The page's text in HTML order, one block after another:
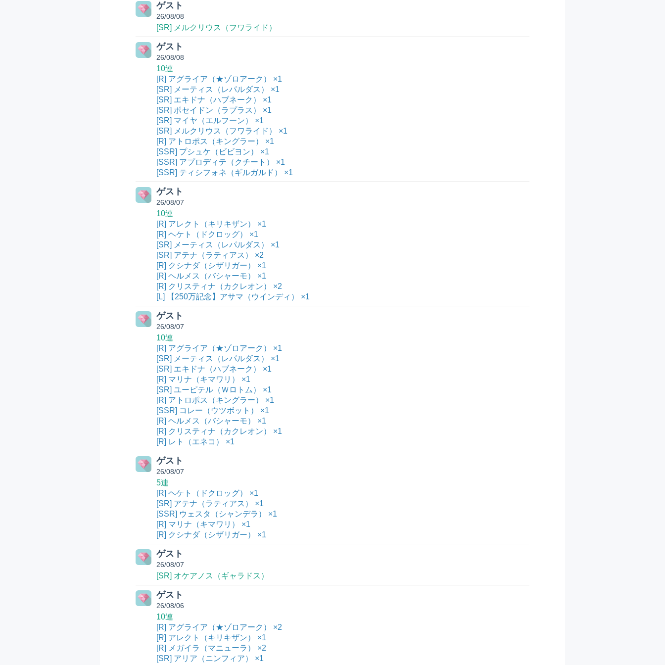
ゲスト
26/08/08
[SR] メルクリウス（フワライド）
ゲスト
26/08/08
10連
[R] アグライア（★ゾロアーク） ×1
[SR] メーティス（レパルダス） ×1
[SR] エキドナ（ハブネーク） ×1
[SR] ポセイドン（ラプラス） ×1
[SR] マイヤ（エルフーン） ×1
[SR] メルクリウス（フワライド） ×1
[R] アトロポス（キングラー） ×1
[SSR] プシュケ（ビビヨン） ×1
[SSR] アプロディテ（クチート） ×1
[SSR] ティシフォネ（ギルガルド） ×1
ゲスト
26/08/07
10連
[R] アレクト（キリキザン） ×1
[R] ヘケト（ドクロッグ） ×1
[SR] メーティス（レパルダス） ×1
[SR] アテナ（ラティアス） ×2
[R] クシナダ（シザリガー） ×1
[R] ヘルメス（バシャーモ） ×1
[R] クリスティナ（カクレオン） ×2
[L] 【250万記念】アサマ（ウインディ） ×1
ゲスト
26/08/07
10連
[R] アグライア（★ゾロアーク） ×1
[SR] メーティス（レパルダス） ×1
[SR] エキドナ（ハブネーク） ×1
[R] マリナ（キマワリ） ×1
[SR] ユーピテル（Ｗロトム） ×1
[R] アトロポス（キングラー） ×1
[SSR] コレー（ウツボット） ×1
[R] ヘルメス（バシャーモ） ×1
[R] クリスティナ（カクレオン） ×1
[R] レト（エネコ） ×1
ゲスト
26/08/07
5連
[R] ヘケト（ドクロッグ） ×1
[SR] アテナ（ラティアス） ×1
[SSR] ウェスタ（シャンデラ） ×1
[R] マリナ（キマワリ） ×1
[R] クシナダ（シザリガー） ×1
ゲスト
26/08/07
[SR] オケアノス（ギャラドス）
ゲスト
26/08/06
10連
[R] アグライア（★ゾロアーク） ×2
[R] アレクト（キリキザン） ×1
[R] メガイラ（マニューラ） ×2
[SR] アリア（ニンフィア） ×1